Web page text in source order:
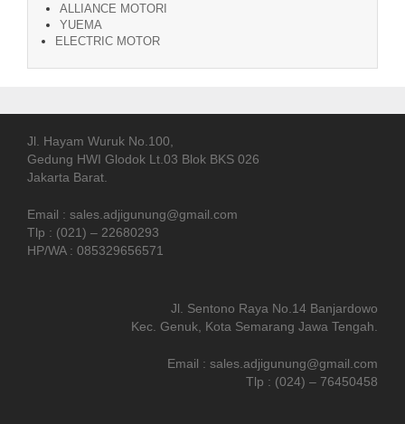
ALLIANCE MOTORI
YUEMA
ELECTRIC MOTOR
Jl. Hayam Wuruk No.100,
Gedung HWI Glodok Lt.03 Blok BKS 026
Jakarta Barat.
Email : sales.adjigunung@gmail.com
Tlp : (021) – 22680293
HP/WA : 085329656571
Jl. Sentono Raya No.14 Banjardowo
Kec. Genuk, Kota Semarang Jawa Tengah.
Email : sales.adjigunung@gmail.com
Tlp : (024) – 76450458